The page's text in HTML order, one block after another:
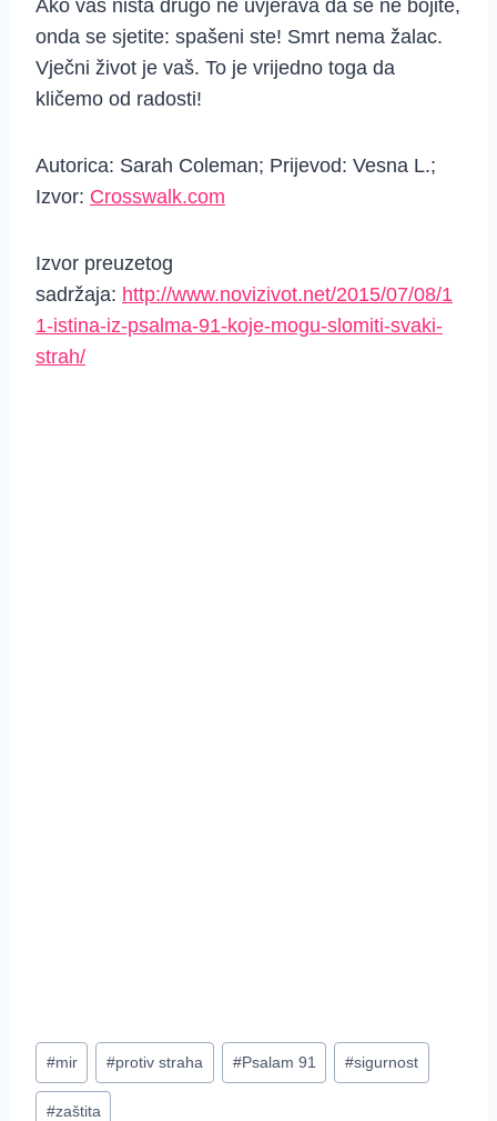
Ako vas ništa drugo ne uvjerava da se ne bojite,
onda se sjetite: spašeni ste! Smrt nema žalac.
Vječni život je vaš. To je vrijedno toga da
kličemo od radosti!
Autorica: Sarah Coleman; Prijevod: Vesna L.;
Izvor: Crosswalk.com
Izvor preuzetog
sadržaja: http://www.novizivot.net/2015/07/08/1
1-istina-iz-psalma-91-koje-mogu-slomiti-svaki-
strah/
Post
Tags:
#mir #protiv straha #Psalam 91 #sigurnost
#zaštita